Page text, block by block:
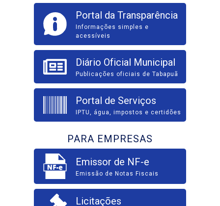
Portal da Transparência
Informações simples e
acessíveis
Diário Oficial Municipal
Publicações oficiais de Tabapuã
Portal de Serviços
IPTU, água, impostos e certidões
PARA EMPRESAS
Emissor de NF-e
Emissão de Notas Fiscais
Licitações